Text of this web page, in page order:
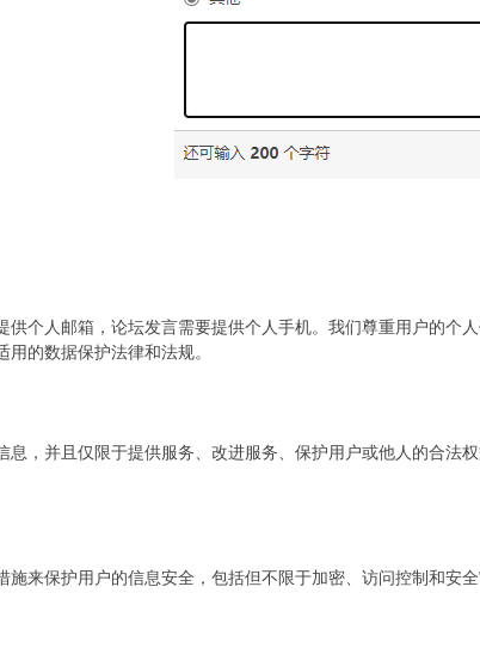
供个人邮箱，论坛发言需要提供个人手机。我们尊重用户的个
的数据保护法律和法规。
息，并且仅限于提供服务、改进服务、保护用户或他人的合法
施来保护用户的信息安全，包括但不限于加密、访问控制和安